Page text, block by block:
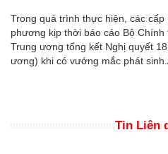
Trong quá trình thực hiện, các
phương kịp thời báo cáo Bộ
Trung ương tổng kết Nghị quyết
ương) khi có vướng mắc phát
Tin Liên